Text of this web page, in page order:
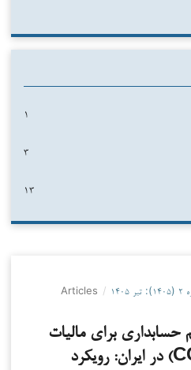
۱
۳
۱۳
/
Articles
برای مالیات
بر عایدی سرمایه (CGT) در ایران: رویکرد